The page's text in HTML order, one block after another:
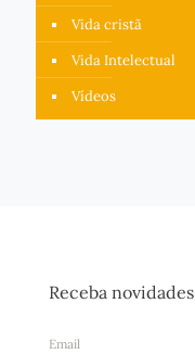
Vida cristã
Vida Intelectual
Vídeos
Receba novidades
Email